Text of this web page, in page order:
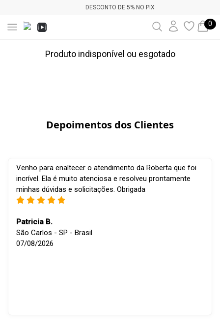
DESCONTO DE 5% NO PIX
0
Produto indisponível ou esgotado
Depoimentos dos Clientes
Venho para enaltecer o atendimento da Roberta que foi
incrível. Ela é muito atenciosa e resolveu prontamente
minhas dúvidas e solicitações. Obrigada
Patricia B.
São Carlos - SP - Brasil
07/08/2026